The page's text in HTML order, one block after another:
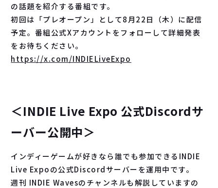
の話題を紹介する番組です。
初回は「プレオープン」として8月22日（木）に配信
予定。番組公式Xアカウントをフォローして詳細発表
をお待ちください。
https://x.com/INDIELiveExpo
＜INDIE Live Expo 公式Discordサ
ーバー公開中＞
インディーゲームが好きなら誰でも参加できるINDIE
Live Expoの公式Discordサーバーを運用中です。
週刊 INDIE Wavesのチャンネルも解説していますの